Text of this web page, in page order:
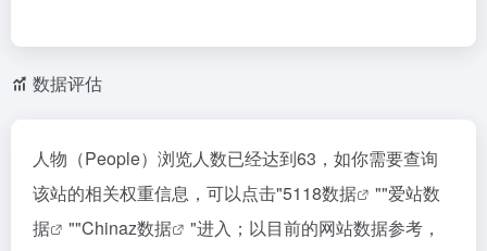
数据评估
人物（People）浏览人数已经达到63，如你需要查询
该站的相关权重信息，可以点击"5118数据 ""爱站数
据
""Chinaz数据
"进入；以目前的网站数据参考，